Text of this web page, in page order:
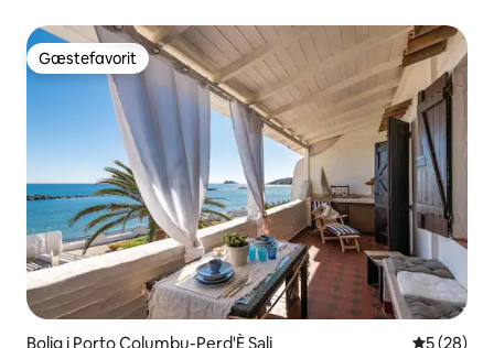
Gæstefavorit
Gæstefavorit
Bolig i Porto Columbu-Perd'È Sali 5 ud af 5 i
5 (28)